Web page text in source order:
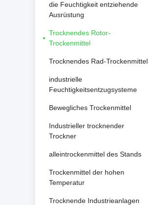
die Feuchtigkeit entziehende
Ausrüstung
Trocknendes Rotor-
Trockenmittel
Trocknendes Rad-Trockenmittel
industrielle
Feuchtigkeitsentzugsysteme
Bewegliches Trockenmittel
Industrieller trocknender
Trockner
alleintrockenmittel des Stands
Trockenmittel der hohen
Temperatur
Trocknende Industrieanlagen